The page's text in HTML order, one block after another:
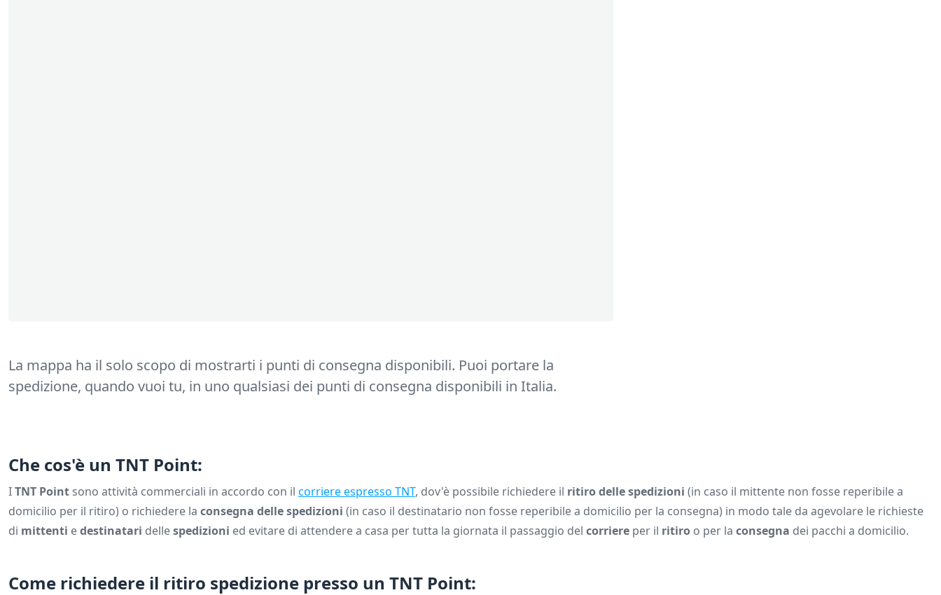
La mappa ha il solo scopo di mostrarti i punti di consegna disponibili. Puoi portare la
spedizione, quando vuoi tu, in uno qualsiasi dei punti di consegna disponibili in Italia.
Che cos'è un TNT Point:
ITNT Point sono attività commerciali in accordo con il corriere espresso TNT, dov'è possibile richiedere il ritiro delle spedizioni (in caso il mittente non fosse reperibile a
domicilio per il ritiro) o richiedere la consegna delle spedizioni (in caso il destinatario non fosse reperibile a domicilio per la consegna) in modo tale da agevolare le richieste
di mittenti edestinatari dellespedizioni ed evitare di attendere a casa per tutta la giornata il passaggio del corriere per il ritiro o per la consegna dei pacchi a domicilio.
Come richiedere il ritiro spedizione presso un TNT Point: